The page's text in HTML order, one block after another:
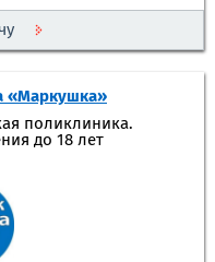
«Маркушка»
поликлиника.
до 18 лет